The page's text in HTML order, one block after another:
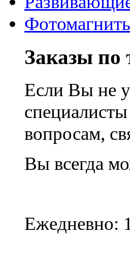
Заказы по
Если Вы не
вопросам,
Вы всегда
Ежедневно: